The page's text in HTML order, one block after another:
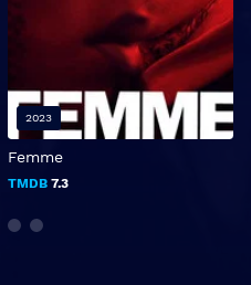
Femme
TMDB 7.3
2023